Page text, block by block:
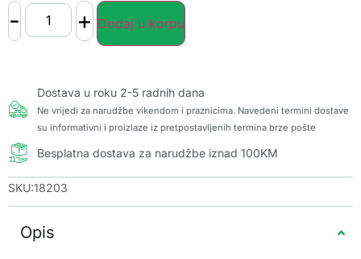
- + Dodaj u korpu
Dostava u roku 2-5 radnih dana
Ne vrijedi za narudžbe vikendom i praznicima. Navedeni termini dostave
su informativni i proizlaze iz pretpostavljenih termina brze pošte
Besplatna dostava za narudžbe iznad 100KM
SKU:18203
Opis